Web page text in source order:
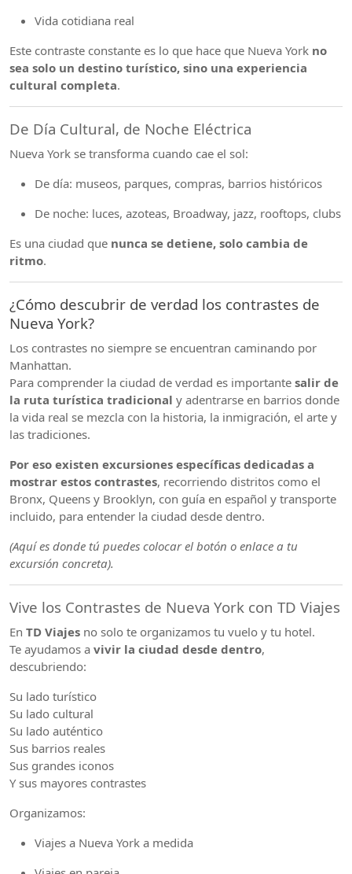
Vida cotidiana real
Este contraste constante es lo que hace que Nueva York no
sea solo un destino turístico, sino una experiencia
cultural completa.
De Día Cultural, de Noche Eléctrica
Nueva York se transforma cuando cae el sol:
De día: museos, parques, compras, barrios históricos
De noche: luces, azoteas, Broadway, jazz, rooftops, clubs
Es una ciudad que nunca se detiene, solo cambia de
ritmo.
¿Cómo descubrir de verdad los contrastes de
Nueva York?
Los contrastes no siempre se encuentran caminando por
Manhattan.
Para comprender la ciudad de verdad es importante salir de
la ruta turística tradicional y adentrarse en barrios donde
la vida real se mezcla con la historia, la inmigración, el arte y
las tradiciones.
Por eso existen excursiones específicas dedicadas a
mostrar estos contrastes, recorriendo distritos como el
Bronx, Queens y Brooklyn, con guía en español y transporte
incluido, para entender la ciudad desde dentro.
(Aquí es donde tú puedes colocar el botón o enlace a tu
excursión concreta).
Vive los Contrastes de Nueva York con TD Viajes
En TD Viajes no solo te organizamos tu vuelo y tu hotel.
Te ayudamos a vivir la ciudad desde dentro,
descubriendo:
Su lado turístico
Su lado cultural
Su lado auténtico
Sus barrios reales
Sus grandes iconos
Y sus mayores contrastes
Organizamos:
Viajes a Nueva York a medida